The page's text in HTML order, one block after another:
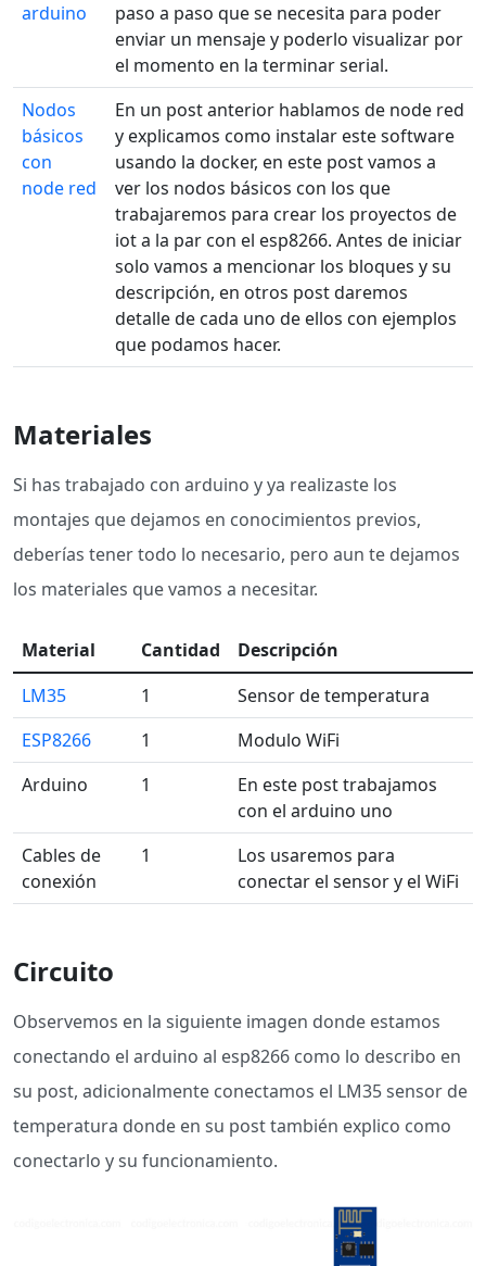
arduino
paso a paso que se necesita para poder
enviar un mensaje y poderlo visualizar por
el momento en la terminar serial.
Nodos
básicos
con
node red
En un post anterior hablamos de node red
y explicamos como instalar este software
usando la docker, en este post vamos a
ver los nodos básicos con los que
trabajaremos para crear los proyectos de
iot a la par con el esp8266. Antes de iniciar
solo vamos a mencionar los bloques y su
descripción, en otros post daremos
detalle de cada uno de ellos con ejemplos
que podamos hacer.
Materiales
Si has trabajado con arduino y ya realizaste los
montajes que dejamos en conocimientos previos,
deberías tener todo lo necesario, pero aun te dejamos
los materiales que vamos a necesitar.
Material Cantidad
Descripción
LM35
1
Sensor de temperatura
ESP8266
1
Modulo WiFi
Arduino
1
En este post trabajamos
con el arduino uno
Cables de
conexión
1
Los usaremos para
conectar el sensor y el WiFi
Circuito
Observemos en la siguiente imagen donde estamos
conectando el arduino al esp8266 como lo describo en
su post, adicionalmente conectamos el LM35 sensor de
temperatura donde en su post también explico como
conectarlo y su funcionamiento.